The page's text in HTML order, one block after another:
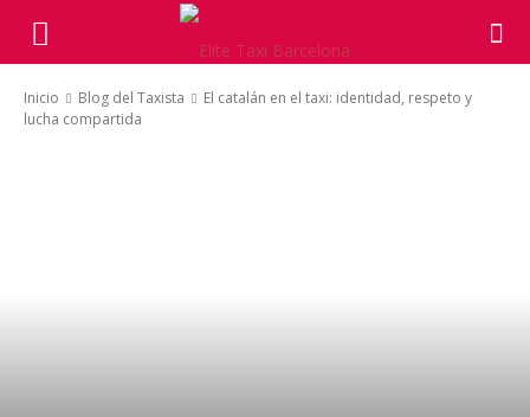
Inicio Blog del Taxista
El catalán en el taxi: identidad, respeto y
lucha compartida